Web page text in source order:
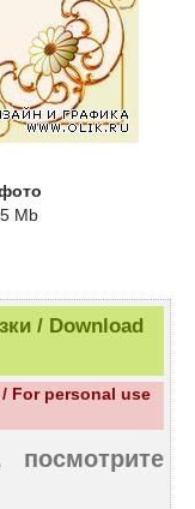
Mb
/ Download
For personal use